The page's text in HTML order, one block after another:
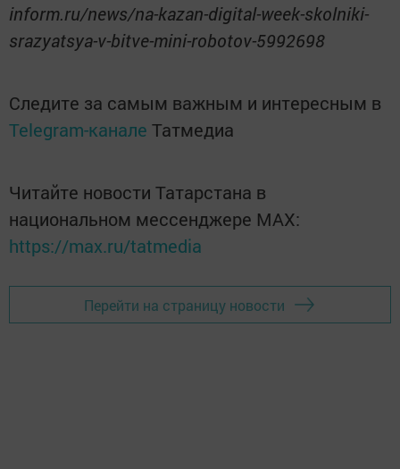
inform.ru/news/na-kazan-digital-week-skolniki-
srazyatsya-v-bitve-mini-robotov-5992698
Следите за самым важным и интересным в
Telegram-канале Татмедиа
Читайте новости Татарстана в
национальном мессенджере MАХ:
https://max.ru/tatmedia
Перейти на страницу новости